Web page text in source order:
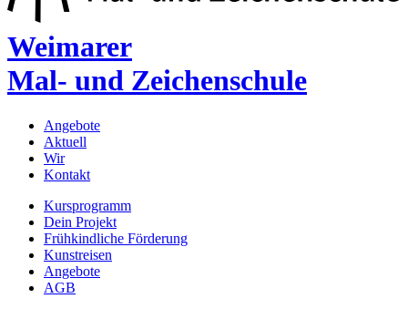
Weimarer
Mal- und Zeichenschule
Angebote
Aktuell
Wir
Kontakt
Kursprogramm
Dein Projekt
Frühkindliche Förderung
Kunstreisen
Angebote
AGB